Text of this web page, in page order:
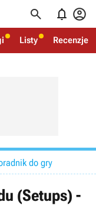
  
Listy Recenzje
do gry
(Setups) -